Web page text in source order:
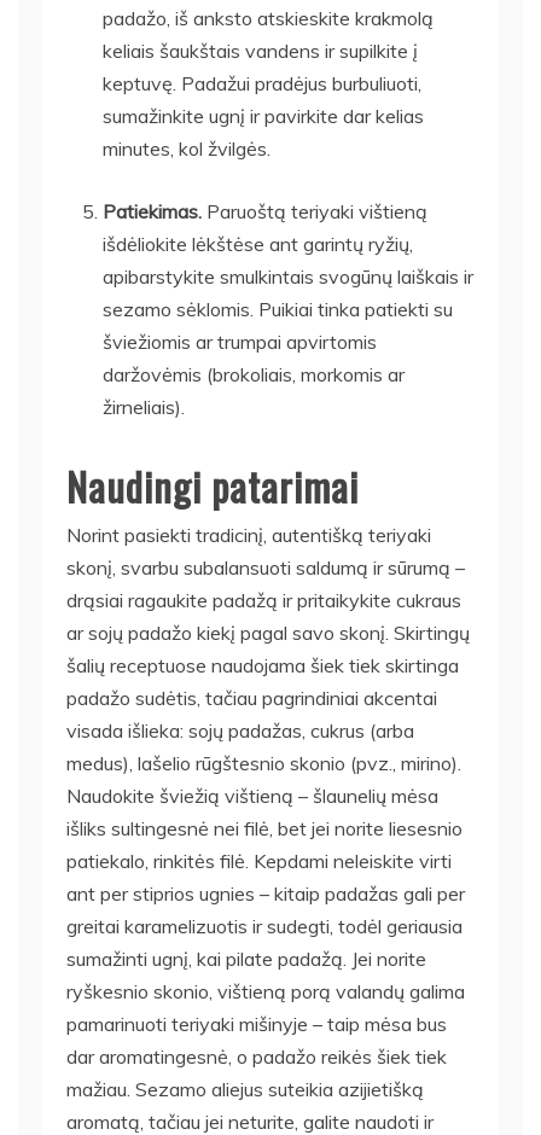
padažo, iš anksto atskieskite krakmolą
keliais šaukštais vandens ir supilkite į
keptuvę. Padažui pradėjus burbuliuoti,
sumažinkite ugnį ir pavirkite dar kelias
minutes, kol žvilgės.
Patiekimas. Paruoštą teriyaki vištieną
išdėliokite lėkštėse ant garintų ryžių,
apibarstykite smulkintais svogūnų laiškais ir
sezamo sėklomis. Puikiai tinka patiekti su
šviežiomis ar trumpai apvirtomis
daržovėmis (brokoliais, morkomis ar
žirneliais).
Naudingi patarimai
Norint pasiekti tradicinį, autentišką teriyaki
skonį, svarbu subalansuoti saldumą ir sūrumą –
drąsiai ragaukite padažą ir pritaikykite cukraus
ar sojų padažo kiekį pagal savo skonį. Skirtingų
šalių receptuose naudojama šiek tiek skirtinga
padažo sudėtis, tačiau pagrindiniai akcentai
visada išlieka: sojų padažas, cukrus (arba
medus), lašelio rūgštesnio skonio (pvz., mirino).
Naudokite šviežią vištieną – šlaunelių mėsa
išliks sultingesnė nei filė, bet jei norite liesesnio
patiekalo, rinkitės filė. Kepdami neleiskite virti
ant per stiprios ugnies – kitaip padažas gali per
greitai karamelizuotis ir sudegti, todėl geriausia
sumažinti ugnį, kai pilate padažą. Jei norite
ryškesnio skonio, vištieną porą valandų galima
pamarinuoti teriyaki mišinyje – taip mėsa bus
dar aromatingesnė, o padažo reikės šiek tiek
mažiau. Sezamo aliejus suteikia azijietišką
aromatą, tačiau jei neturite, galite naudoti ir